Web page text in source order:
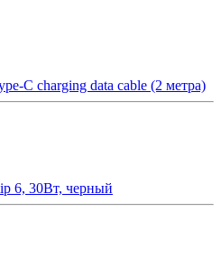
C charging data cable (2 метра)
6, 30Вт, черный